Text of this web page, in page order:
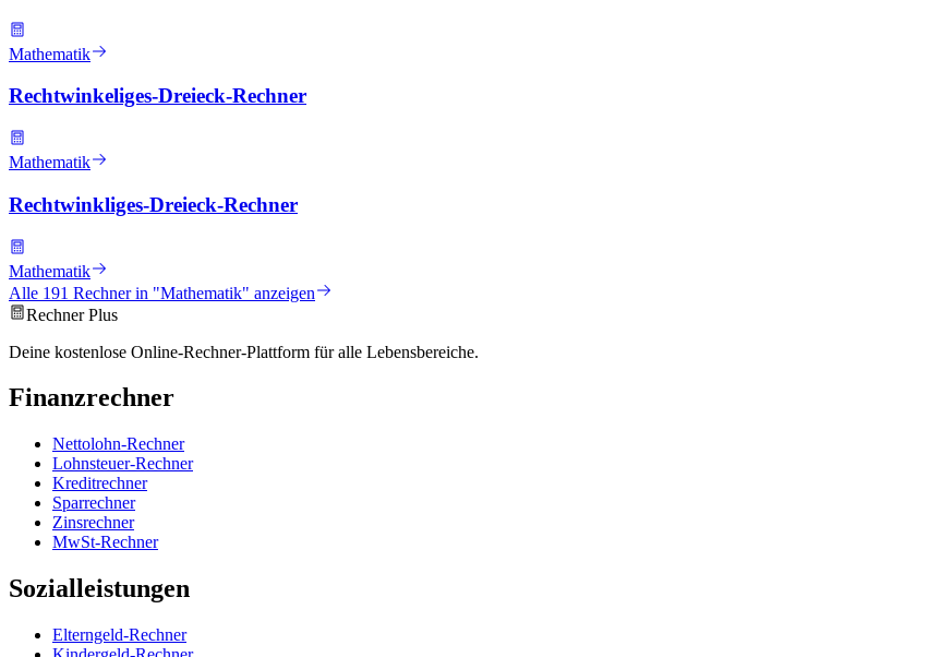
Mathematik
Rechtwinkeliges-Dreieck-Rechner
Mathematik
Rechtwinkliges-Dreieck-Rechner
Mathematik
Alle 191 Rechner in "Mathematik" anzeigen
Rechner Plus
Deine kostenlose Online-Rechner-Plattform für alle Lebensbereiche.
Finanzrechner
Nettolohn-Rechner
Lohnsteuer-Rechner
Kreditrechner
Sparrechner
Zinsrechner
MwSt-Rechner
Sozialleistungen
Elterngeld-Rechner